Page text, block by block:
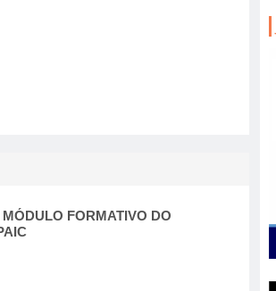
MÓDULO FORMATIVO DO